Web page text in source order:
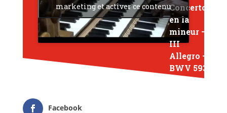
Concerto
en la
mineur –
III
Allegro –
BWV 593
marketing et activer ce contenu
Facebook